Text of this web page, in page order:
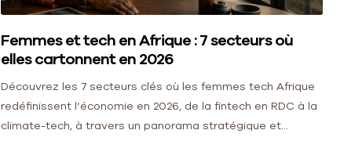
Femmes et tech en Afrique : 7 secteurs où
elles cartonnent en 2026
Découvrez les 7 secteurs clés où les femmes tech Afrique
redéfinissent l’économie en 2026, de la fintech en RDC à la
climate-tech, à travers un panorama stratégique et